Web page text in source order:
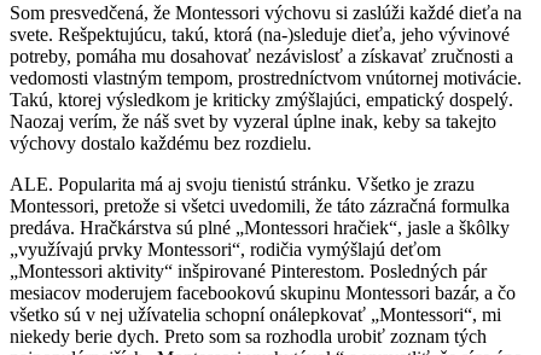
Som presvedčená, že Montessori výchovu si zaslúži každé dieťa na
svete. Rešpektujúcu, takú, ktorá (na-)sleduje dieťa, jeho vývinové
potreby, pomáha mu dosahovať nezávislosť a získavať zručnosti a
vedomosti vlastným tempom, prostredníctvom vnútornej motivácie.
Takú, ktorej výsledkom je kriticky zmýšlajúci, empatický dospelý.
Naozaj verím, že náš svet by vyzeral úplne inak, keby sa takejto
výchovy dostalo každému bez rozdielu.
ALE. Popularita má aj svoju tienistú stránku. Všetko je zrazu
Montessori, pretože si všetci uvedomili, že táto zázračná formulka
predáva. Hračkárstva sú plné „Montessori hračiek“, jasle a škôlky
„využívajú prvky Montessori“, rodičia vymýšlajú deťom
„Montessori aktivity“ inšpirované Pinterestom. Posledných pár
mesiacov moderujem facebookovú skupinu Montessori bazár, a čo
všetko sú v nej užívatelia schopní onálepkovať „Montessori“, mi
niekedy berie dych. Preto som sa rozhodla urobiť zoznam tých